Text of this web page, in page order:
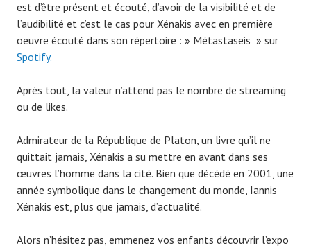
est d’être présent et écouté, d’avoir de la visibilité et de
l’audibilité et c’est le cas pour Xénakis avec en première
oeuvre écouté dans son répertoire : » Métastaseis » sur
Spotify.
Après tout, la valeur n’attend pas le nombre de streaming
ou de likes.
Admirateur de la République de Platon, un livre qu’il ne
quittait jamais, Xénakis a su mettre en avant dans ses
œuvres l’homme dans la cité. Bien que décédé en 2001, une
année symbolique dans le changement du monde, Iannis
Xénakis est, plus que jamais, d’actualité.
Alors n’hésitez pas, emmenez vos enfants découvrir l’expo